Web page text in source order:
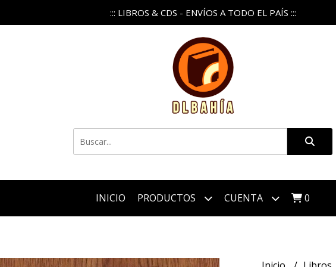
::: LIBROS & CDS - ENVÍOS A TODO EL PAÍS :::
INICIO PRODUCTOS CUENTA 0